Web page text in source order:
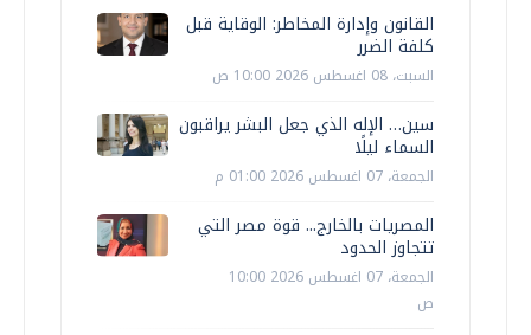
القانون وإدارة المخاطر: الوقاية قبل
كلفة الضرر
السبت، 08 اغسطس 2026 10:00 ص
سين… الإله الذي جعل البشر يراقبون
السماء ليلًا
الجمعة، 07 اغسطس 2026 01:00 م
المصريات بالخارج... قوة مصر التي
تتجاوز الحدود
الجمعة، 07 اغسطس 2026 10:00
ص